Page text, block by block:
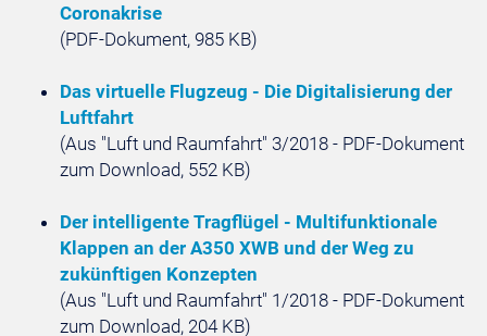
Coronakrise
(PDF-Dokument, 985 KB)
Das virtuelle Flugzeug - Die Digitalisierung der
Luftfahrt
(Aus "Luft und Raumfahrt" 3/2018 - PDF-Dokument
zum Download, 552 KB)
Der intelligente Tragflügel - Multifunktionale
Klappen an der A350 XWB und der Weg zu
zukünftigen Konzepten
(Aus "Luft und Raumfahrt" 1/2018 - PDF-Dokument
zum Download, 204 KB)